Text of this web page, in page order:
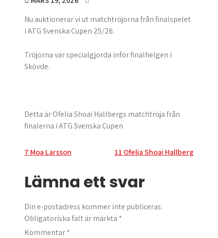
Nu auktionerar vi ut matchtröjorna från finalspelet
i ATG Svenska Cupen 25/26.
Tröjorna var specialgjorda inför finalhelgen i
Skövde.
Detta är Ofelia Shoai Hallbergs matchtröja från
finalerna i ATG Svenska Cupen
Inläggsnavigering
7 Moa Larsson 11 Ofelia Shoai Hallberg
Lämna ett svar
Din e-postadress kommer inte publiceras.
Obligatoriska fält är märkta *
Kommentar*